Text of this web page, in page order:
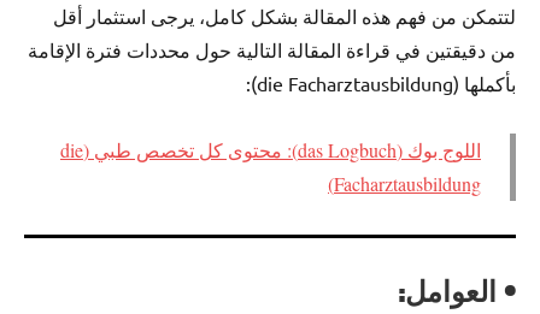
لتتمكن من فهم هذه المقالة بشكل كامل، يرجى استثمار أقل
من دقيقتين في قراءة المقالة التالية حول محددات فترة الإقامة
بأكملها (die Facharztausbildung):
اللوج بوك (das Logbuch): محتوى كل تخصص طبي (die
Facharztausbildung)
• العوامل: